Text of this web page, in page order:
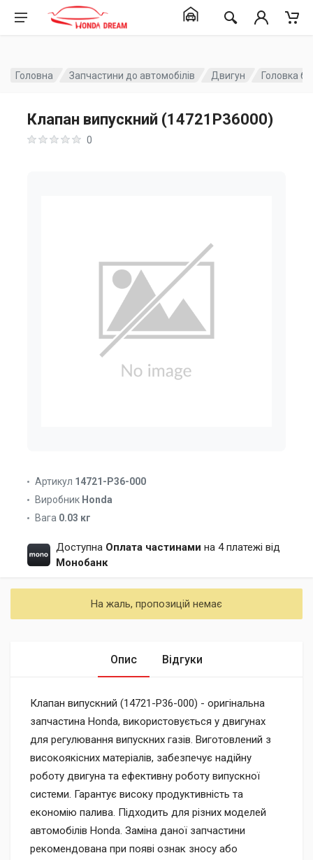
Головна Запчастини до автомобілів Двигун Головка
Клапан випускний (14721P36000)
0
Артикул 14721-P36-000
Виробник Honda
Вага 0.03 кг
Доступна Оплата частинами на 4 платежі від
Монобанк
На жаль, пропозицій немає
Опис Відгуки
Клапан випускний (14721-P36-000) - оригінальна
запчастина Honda, використовується у двигунах
для регулювання випускних газів. Виготовлений з
високоякісних матеріалів, забезпечує надійну
роботу двигуна та ефективну роботу випускної
системи. Гарантує високу продуктивність та
економію палива. Підходить для різних моделей
автомобілів Honda. Заміна даної запчастини
рекомендована при появі ознак зносу або